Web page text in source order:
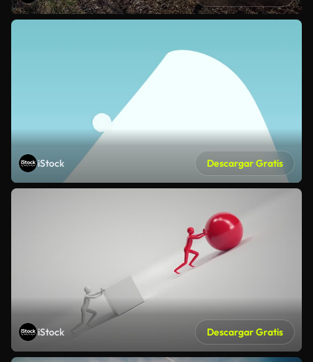
iStock Descargar Gratis
iStock Descargar Gratis